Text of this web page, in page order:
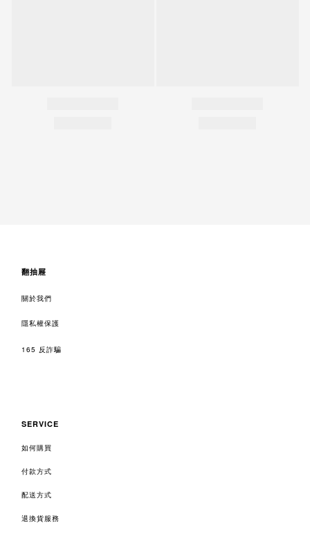
翻抽屜
關於我們
隱私權保護
165 反詐騙
SERVICE
如何購買
付款方式
配送方式
退換貨服務